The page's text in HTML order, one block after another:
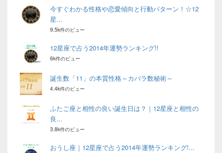
今すぐわかる性格や恋愛傾向と行動パターン！☆12
星...
9.5k件のビュー
12星座で占う2014年運勢ランキング!!
6k件のビュー
誕生数「11」の本質性格～カバラ数秘術～
4.4k件のビュー
ふたご座と相性の良い誕生日は？｜12星座と相性の
良...
3.8k件のビュー
おうし座｜12星座で占う2014年運勢ランキング!...